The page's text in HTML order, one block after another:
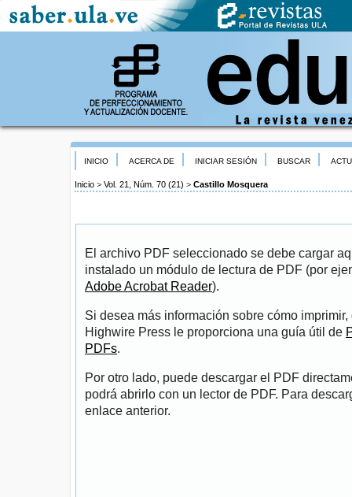
INICIO ACERCA DE INICIAR SESIÓN BUSCAR
Inicio > Vol. 21, Núm. 70 (21) > Castillo Mosquera
El archivo PDF seleccionado se debe cargar
instalado un módulo de lectura de PDF (por
Adobe Acrobat Reader).
Si desea más información sobre cómo
Highwire Press le proporciona una guía útil de
PDFs.
Por otro lado, puede descargar el PDF
podrá abrirlo con un lector de PDF. Para
enlace anterior.